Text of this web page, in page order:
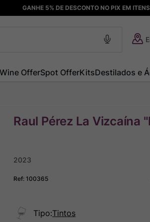
GANHE 5% DE DESCONTO NO PIX EM
Wine OfferSpot OfferKitsDestilados e
Raul Pérez La Vizcaína
2023
Ref:100365
Tipo:Tintos